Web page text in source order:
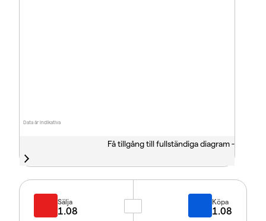
Data är indikativa
Få tillgång till fullständiga diagram -
Sälja
1.08
Köpa
1.08